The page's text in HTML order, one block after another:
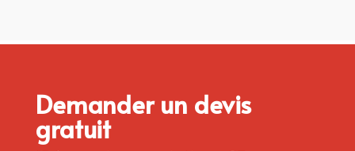
Demander un devis
gratuit